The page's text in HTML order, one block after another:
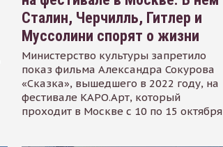
Сталин, Черчилль, Гитлер и
Муссолини спорят о жизни
Министерство культуры запретило
показ фильма Александра Сокурова
«Сказка», вышедшего в 2022 году, на
фестивале КАРО.Арт, который
проходит в Москве с 10 по 15 октября